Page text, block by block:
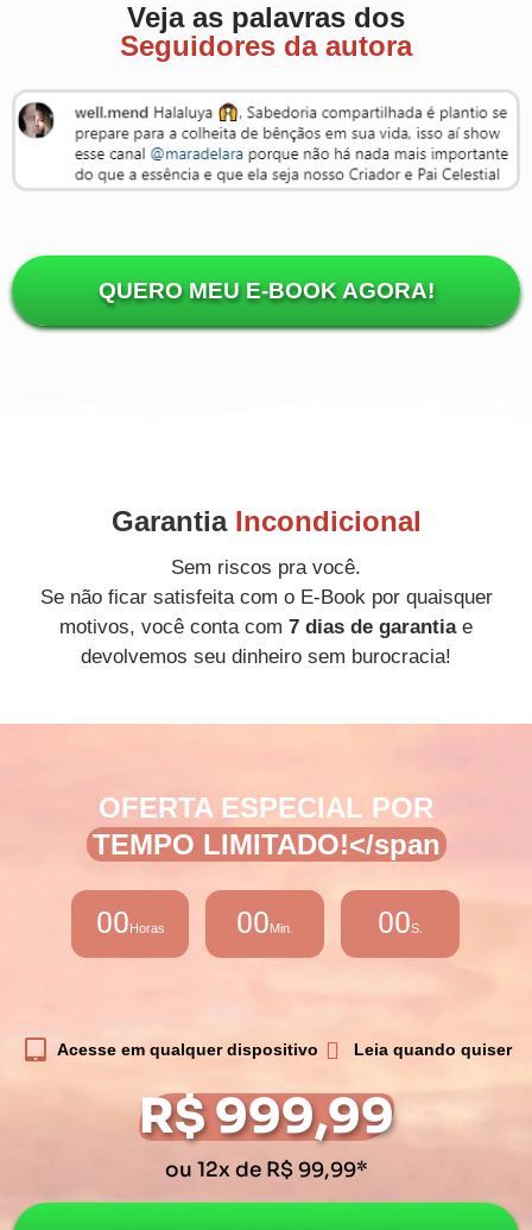
Veja as palavras dos
Seguidores da autora
QUERO MEU E-BOOK AGORA!
Garantia Incondicional
Sem riscos pra você.
Se não ficar satisfeita com o E-Book por quaisquer
motivos, você conta com 7 dias de garantiae
devolvemos seu dinheiro sem burocracia!
OFERTA ESPECIAL POR
TEMPO LIMITADO!</span
00Horas 00Min. 00S.
Acesse em qualquer dispositivo Leia quando quiser
R$ 999,99
ou 12x de R$ 99,99*